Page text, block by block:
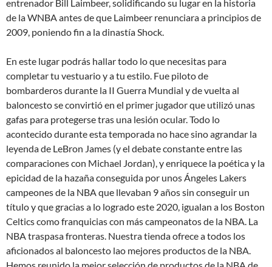
entrenador Bill Laimbeer, solidificando su lugar en la historia
de la WNBA antes de que Laimbeer renunciara a principios de
2009, poniendo fin a la dinastía Shock.
En este lugar podrás hallar todo lo que necesitas para
completar tu vestuario y a tu estilo. Fue piloto de
bombarderos durante la II Guerra Mundial y de vuelta al
baloncesto se convirtió en el primer jugador que utilizó unas
gafas para protegerse tras una lesión ocular. Todo lo
acontecido durante esta temporada no hace sino agrandar la
leyenda de LeBron James (y el debate constante entre las
comparaciones con Michael Jordan), y enriquece la poética y la
epicidad de la hazaña conseguida por unos Ángeles Lakers
campeones de la NBA que llevaban 9 años sin conseguir un
título y que gracias a lo logrado este 2020, igualan a los Boston
Celtics como franquicias con más campeonatos de la NBA. La
NBA traspasa fronteras. Nuestra tienda ofrece a todos los
aficionados al baloncesto lao mejores productos de la NBA.